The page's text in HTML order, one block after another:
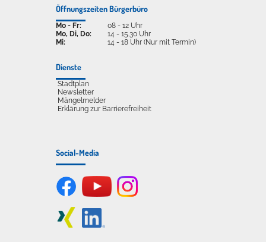
Öffnungszeiten Bürgerbüro
Mo - Fr:
Mo, Di, Do:
Mi:
08 - 12 Uhr
14 - 15.30 Uhr
14 - 18 Uhr (Nur mit Termin)
Dienste
Stadtplan
Newsletter
Mängelmelder
Erklärung zur Barrierefreiheit
Social-Media